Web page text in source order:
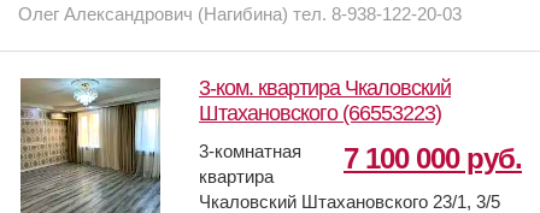
Олег Александрович (Нагибина) тел. 8-938-122-20-03
3-ком. квартира Чкаловский
Штахановского (66553223)
7 100 000 руб.
3-комнатная
квартира
Чкаловский Штахановского 23/1, 3/5